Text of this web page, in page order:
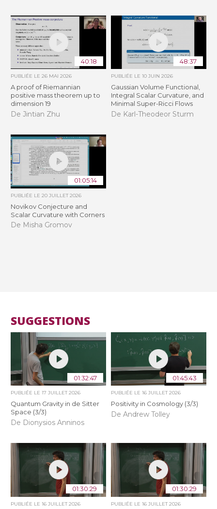
40:18
PUBLIÉE LE26 MAI 2026
A proof of Riemannian
positive mass theorem up to
dimension 19
De Jintian Zhu
48:37
PUBLIÉE LE 10 JUIN 2026
Gaussian Volume Functional,
Integral Scalar Curvature, and
Minimal Super-Ricci Flows
De Karl-Theodeor Sturm
01:05:14
PUBLIÉE LE20 JUILLET 2026
Novikov Conjecture and
Scalar Curvature with Corners
De Misha Gromov
SUGGESTIONS
01:32:47
PUBLIÉE LE17 JUILLET 2026
Quantum Gravity in de Sitter
Space (3/3)
De Dionysios Anninos
01:45:43
PUBLIÉE LE 16 JUILLET 2026
Positivity in Cosmology (3/3)
De Andrew Tolley
01:30:29
PUBLIÉE LE16 JUILLET 2026
01:30:29
PUBLIÉE LE 16 JUILLET 2026